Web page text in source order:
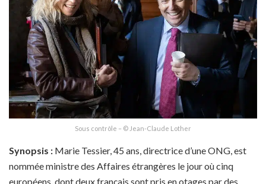
Sous contrôle – © Jean-Claude Lother
Synopsis : Marie Tessier, 45 ans, directrice d’une ONG, est
nommée ministre des Affaires étrangères le jour où cinq
européens, dont deux français sont pris en otages par des